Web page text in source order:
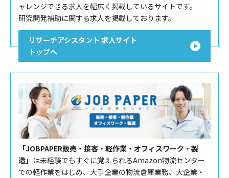
ャレンジできる求人を幅広く掲載しているサイトです。
研究開発補助に関する求人を掲載しております。
リサーチアシスタント 求人サイト
トップへ
「JOBPAPER販売・接客・軽作業・オフィスワーク・製
造」 は未経験でもすぐに覚えられるAmazon物流センター
での軽作業をはじめ、大手企業の物流倉庫業務、大企業・